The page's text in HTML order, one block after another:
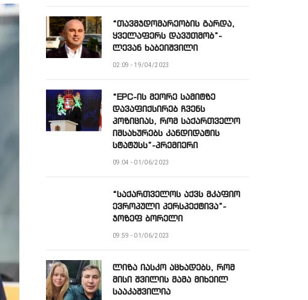
“თავმჯდომარეობის გარდა,
ყველაფერს დავუთმობ”-
ლევან ხაბეიშვილი
02:09 - 19/04/2023
“EPC-ის მეორე სამიტზე
დავაფიქსირებ ჩვენს
პოზიციას, რომ საქართველო
იმსახურებს კანდიდატის
სტატუსს”-პრემიერი
09:04 - 01/06/2023
“საქართველოს აქვს მკაფიო
ევროპული პერსპექტივა”-
ჯოზეფ ბორელი
09:59 - 01/06/2023
ლიზა იასკო აცხადებს, რომ
მისი შვილის მამა მიხეილ
სააკაშვილია